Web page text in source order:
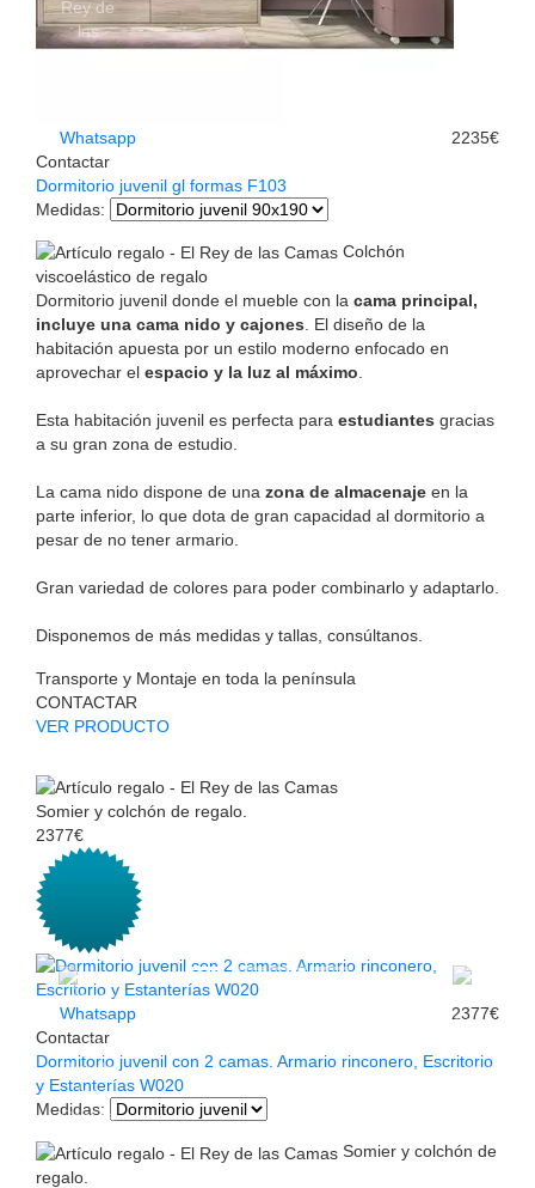
Whatsapp
Contactar
2235€
Dormitorio juvenil gl formas F103
Medidas:
Colchón
viscoelástico de regalo
Dormitorio juvenil donde el mueble con la cama principal,
incluye una cama nido y cajones . El diseño de la
habitación apuesta por un estilo moderno enfocado en
aprovechar el espacio y la luz al máximo
Esta habitación juvenil es perfecta para estudiantes gracias
a su gran zona de estudio.
La cama nido dispone de una zona de almacenaje en la
parte inferior, lo que dota de gran capacidad al dormitorio a
pesar de no tener armario.
Gran variedad de colores para poder combinarlo y adaptarlo.
Disponemos de más medidas y tallas, consúltanos.
Transporte y Montaje en toda la península
CONTACTAR
VER PRODUCTO
Somier y colchón de regalo.
2377€
Whatsapp
Contactar
2377€
Dormitorio juvenil con 2 camas. Armario rinconero, Escritorio
y Estanterías W020
Medidas:
Somier y colchón de
regalo.